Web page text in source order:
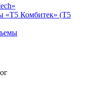
«Т5 Комбитек» (T5